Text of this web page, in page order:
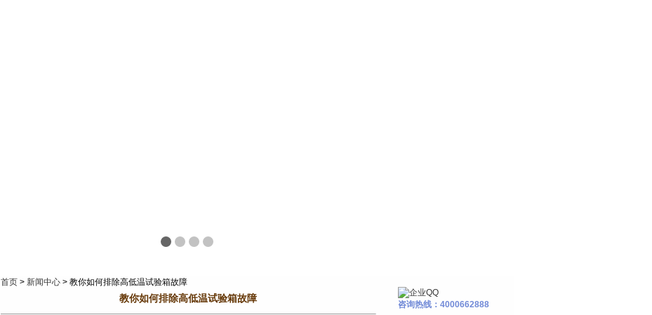
首页 > 新闻中心 > 教你如何排除高低温试验箱故障
教你如何排除高低温试验箱故障
咨询热线：4000662888